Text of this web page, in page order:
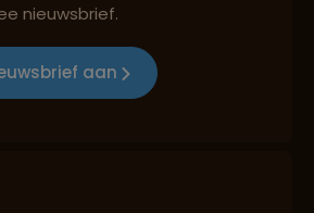
voor mens, cultuur en milieu
nieuwsbrief.
aan